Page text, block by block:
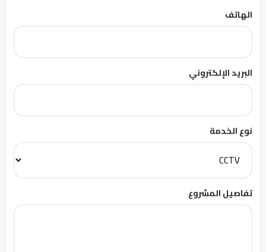
الهاتف
البريد الإلكتروني
نوع الخدمة
تفاصيل المشروع